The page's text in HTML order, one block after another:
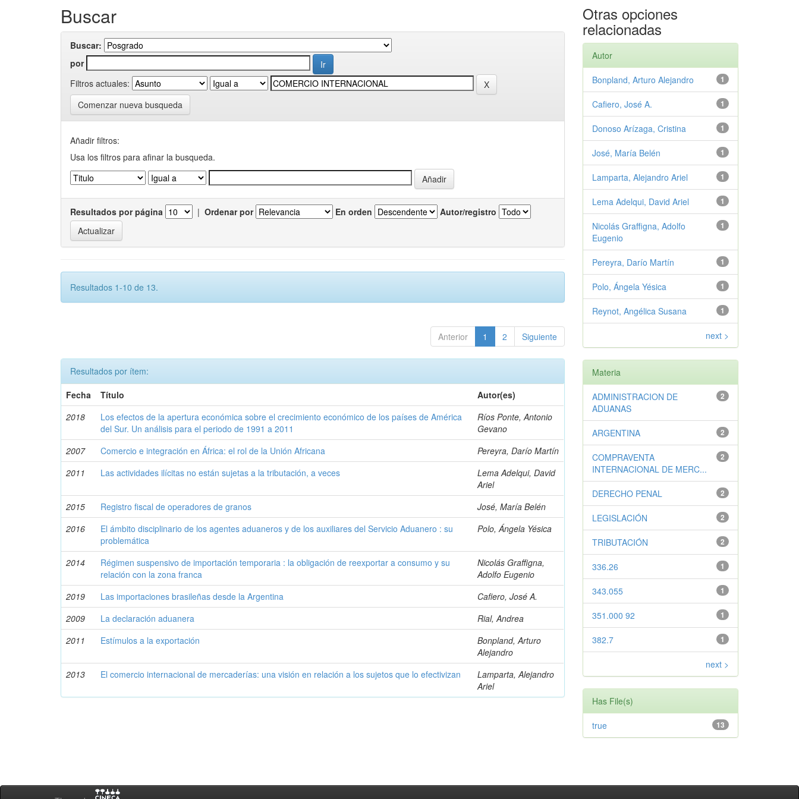
Buscar
Buscar:
por
Filtros actuales:
Comenzar nueva busqueda
Añadir filtros:
Usa los filtros para afinar la busqueda.
Resultados por página | Ordenar por En orden Autor/registro
Resultados 1-10 de 13.
Anterior 1 2 Siguiente
Resultados por ítem:
Fecha
Título
Autor(es)
2018
Los efectos de la apertura económica sobre el crecimiento económico de los países de América
del Sur. Un análisis para el periodo de 1991 a 2011
Ríos Ponte, Antonio
Gevano
2007
Comercio e integración en África: el rol de la Unión Africana
Pereyra, Darío Martín
2011
Las actividades ilícitas no están sujetas a la tributación, a veces
Lema Adelqui, David
Ariel
2015
Registro fiscal de operadores de granos
José, María Belén
2016
El ámbito disciplinario de los agentes aduaneros y de los auxiliares del Servicio Aduanero : su
problemática
Polo, Ángela Yésica
2014
Régimen suspensivo de importación temporaria : la obligación de reexportar a consumo y su
relación con la zona franca
Nicolás Graffigna,
Adolfo Eugenio
2019
Las importaciones brasileñas desde la Argentina
Cafiero, José A.
2009
La declaración aduanera
Rial, Andrea
2011
Estímulos a la exportación
Bonpland, Arturo
Alejandro
2013
El comercio internacional de mercaderías: una visión en relación a los sujetos que lo efectivizan
Lamparta, Alejandro
Ariel
Otras opciones
relacionadas
Autor
1
Bonpland, Arturo Alejandro
1
Cafiero, José A.
1
Donoso Arízaga, Cristina
1
José, María Belén
1
Lamparta, Alejandro Ariel
1
Lema Adelqui, David Ariel
1
Nicolás Graffigna, Adolfo
Eugenio
1
Pereyra, Darío Martín
1
Polo, Ángela Yésica
1
Reynot, Angélica Susana
next >
Materia
2
ADMINISTRACION DE
ADUANAS
2
ARGENTINA
2
COMPRAVENTA
INTERNACIONAL DE MERC...
2
DERECHO PENAL
2
LEGISLACIÓN
2
TRIBUTACIÓN
1
336.26
1
343.055
1
351.000 92
1
382.7
next >
Has File(s)
13
true